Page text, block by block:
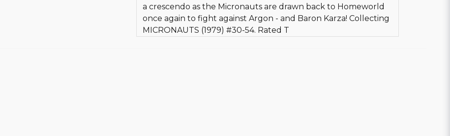
a crescendo as the Micronauts are drawn back to Homeworld
once again to fight against Argon - and Baron Karza! Collecting
MICRONAUTS (1979) #30-54. Rated T